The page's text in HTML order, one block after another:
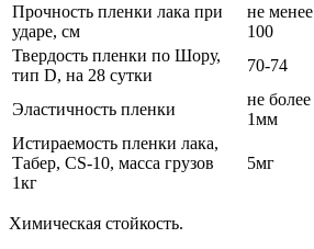
Прочность пленки лака при
ударе, см
не менее
100
Твердость пленки по Шору,
тип D, на 28 сутки
70-74
Эластичность пленки
не более
1мм
Истираемость пленки лака,
Табер, CS-10, масса грузов
1кг
5мг
Химическая стойкость.